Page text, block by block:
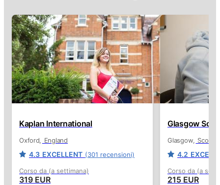
Kaplan International
Oxford England
4.3 EXCELLENT (301 recensioni)
Corso da (a settimana)
319 EUR
Glasgow
Glasgow
4.2
Corso da (a
215 EUR